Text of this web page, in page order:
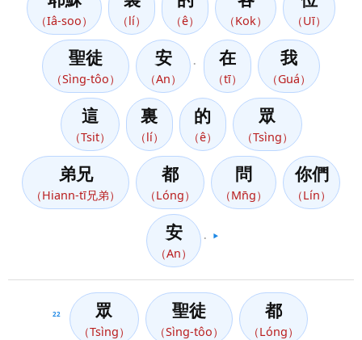
（Iâ-soo） （lí） （ê） （Kok） （Uī）
聖徒
（Sìng-tôo）
安
（An）
在
（tī）
我
（Guá）
這
（Tsit）
裏
（lí）
的
（ê）
眾
（Tsìng）
弟兄
（Hiann-tī兄弟）
都
（Lóng）
問
（Mn̄g）
你們
（Lín）
安
（An）
▶️
22 眾
（Tsìng）
聖徒
（Sìng-tôo）
都
（Lóng）